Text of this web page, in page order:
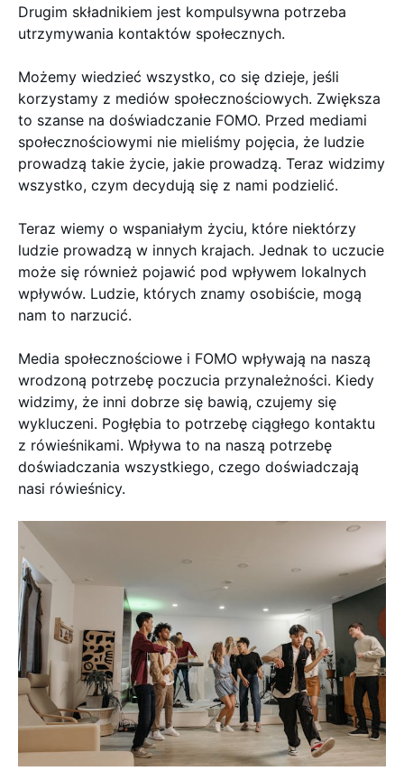
Drugim składnikiem jest kompulsywna potrzeba
utrzymywania kontaktów społecznych.
Możemy wiedzieć wszystko, co się dzieje, jeśli
korzystamy z mediów społecznościowych. Zwiększa
to szanse na doświadczanie FOMO. Przed mediami
społecznościowymi nie mieliśmy pojęcia, że ludzie
prowadzą takie życie, jakie prowadzą. Teraz widzimy
wszystko, czym decydują się z nami podzielić.
Teraz wiemy o wspaniałym życiu, które niektórzy
ludzie prowadzą w innych krajach. Jednak to uczucie
może się również pojawić pod wpływem lokalnych
wpływów. Ludzie, których znamy osobiście, mogą
nam to narzucić.
Media społecznościowe i FOMO wpływają na naszą
wrodzoną potrzebę poczucia przynależności. Kiedy
widzimy, że inni dobrze się bawią, czujemy się
wykluczeni. Pogłębia to potrzebę ciągłego kontaktu
z rówieśnikami. Wpływa to na naszą potrzebę
doświadczania wszystkiego, czego doświadczają
nasi rówieśnicy.